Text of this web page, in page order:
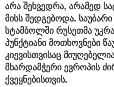
არა შეხვედრა, არამედ
მისს შედგებოდა.
სტამბოლში რუსეთმა
პუნქტიანი მოთხოვნები
კიევისთვისაც
მხარდამჭერი ევროპის
ქვეყნებისთვის.